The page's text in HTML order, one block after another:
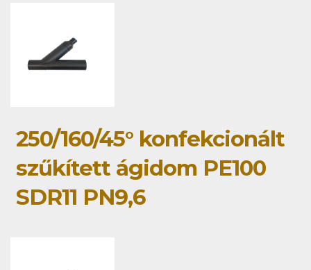
250/160/45° konfekcionált
szűkített ágidom PE100
SDR11 PN9,6